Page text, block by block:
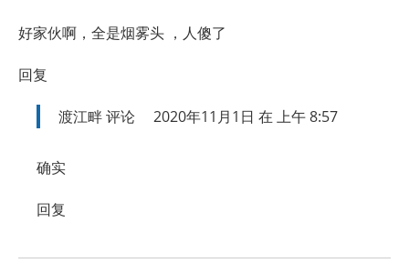
好家伙啊，全是烟雾头 ，人傻了
回复
渡江畔评论 2020年11月1日 在 上午 8:57
确实
回复